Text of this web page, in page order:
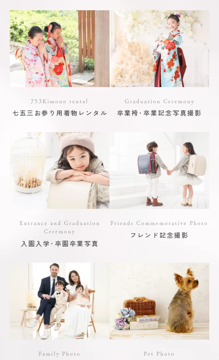
753Kimono rental
七五三お参り用着物レンタル
Graduation Ceremony
卒業袴･卒業記念写真撮影
Entrance and Graduation
Ceremony
入園入学･卒園卒業写真
Friends Commemorative Photo
フレンド記念撮影
Family Photo Pet Photo